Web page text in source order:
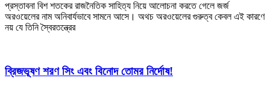
প্রস্তাবনা বিশ শতকের রাজনৈতিক সাহিত্য নিয়ে আলোচনা করতে গেলে জর্জ
অরওয়েলের নাম অনিবার্যভাবে সামনে আসে। অথচ অরওয়েলের গুরুত্ব কেবল এই কারণে
নয় যে তিনি স্বৈরতন্ত্রের
ব্রিজভূষণ শরণ সিং এবং বিনোদ তোমর নির্দোষ!